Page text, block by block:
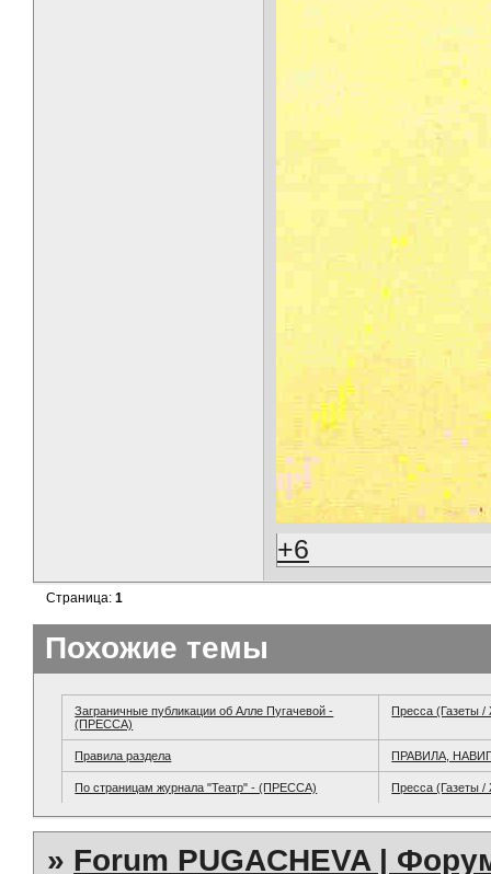
+6
Страница:1
Похожие темы
Заграничные публикации об Алле Пугачевой -
(ПРЕССА)
Пресса (Газеты
Правила раздела ПРАВИЛА,
По страницам журнала "Театр" - (ПРЕССА) Пресса (Газеты
» Forum PUGACHEVA |